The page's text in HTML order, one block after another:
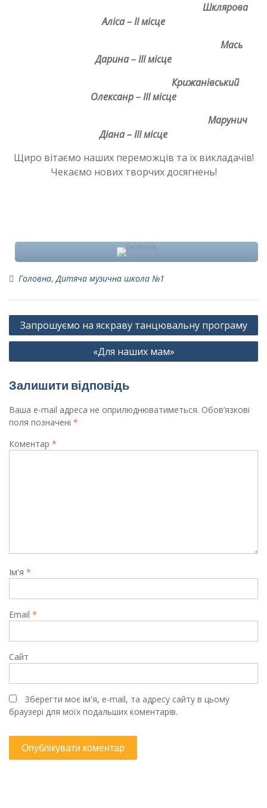
Шклярова
Аліса – ІІ місце
Мась
Дарина – ІІІ місце
Крижанівський
Олексанр – ІІІ місце
Марунич
Діана – ІІІ місце
Щиро вітаємо наших переможців та їх викладачів!
Чекаємо нових творчих досягнень!
Головна,Дитяча музична школа №1
Навігація
записів
Запрошуємо на яскраву танцювальну програму
«Для наших мам»
Залишити відповідь
Ваша e-mail адреса не оприлюднюватиметься. Обов’язкові
поля позначені *
Коментар *
Ім'я *
Email *
Сайт
Зберегти моє ім'я, e-mail, та адресу сайту в цьому
браузері для моїх подальших коментарів.